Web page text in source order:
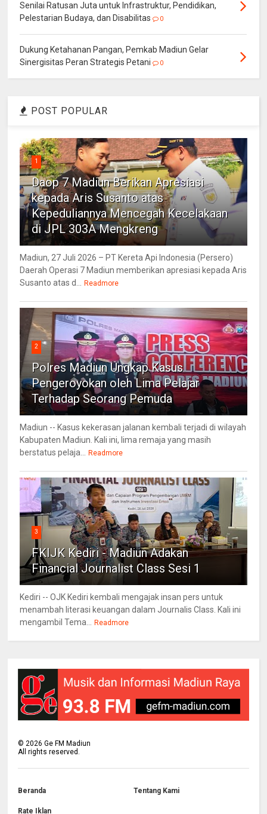
Senilai Ratusan Juta untuk Infrastruktur, Pendidikan,
Pelestarian Budaya, dan Disabilitas
0
Dukung Ketahanan Pangan, Pemkab Madiun Gelar
Sinergisitas Peran Strategis Petani
0
POST POPULAR
1
Daop 7 Madiun Berikan Apresiasi
kepada Aris Susanto atas
Kepeduliannya Mencegah Kecelakaan
di JPL 303A Mengkreng
Madiun, 27 Juli 2026 – PT Kereta Api Indonesia (Persero)
Daerah Operasi 7 Madiun memberikan apresiasi kepada Aris
Susanto atas d...
Readmore
2
Polres Madiun Ungkap Kasus
Pengeroyokan oleh Lima Pelajar
Terhadap Seorang Pemuda
Madiun -- Kasus kekerasan jalanan kembali terjadi di wilayah
Kabupaten Madiun. Kali ini, lima remaja yang masih
berstatus pelaja...
Readmore
3
FKIJK Kediri - Madiun Adakan
Financial Journalist Class Sesi 1
Kediri -- OJK Kediri kembali mengajak insan pers untuk
menambah literasi keuangan dalam Journalis Class. Kali ini
mengambil Tema...
Readmore
©2026 Ge FM Madiun
All rights reserved.
Beranda Tentang Kami
Rate Iklan